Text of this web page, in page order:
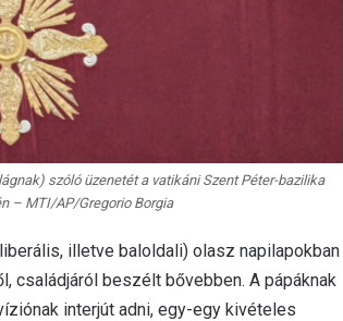
szóló üzenetét a vatikáni Szent Péter-bazilika
– MTI/AP/Gregorio Borgia
illetve baloldali) olasz napilapokban
családjáról beszélt bővebben. A pápáknak
interjút adni, egy-egy kivételes